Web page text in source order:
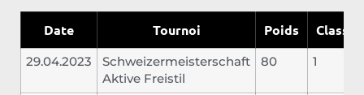
Date Tournoi Poids
29.04.2023
Schweizermeisterschaft
Aktive Freistil
80 1